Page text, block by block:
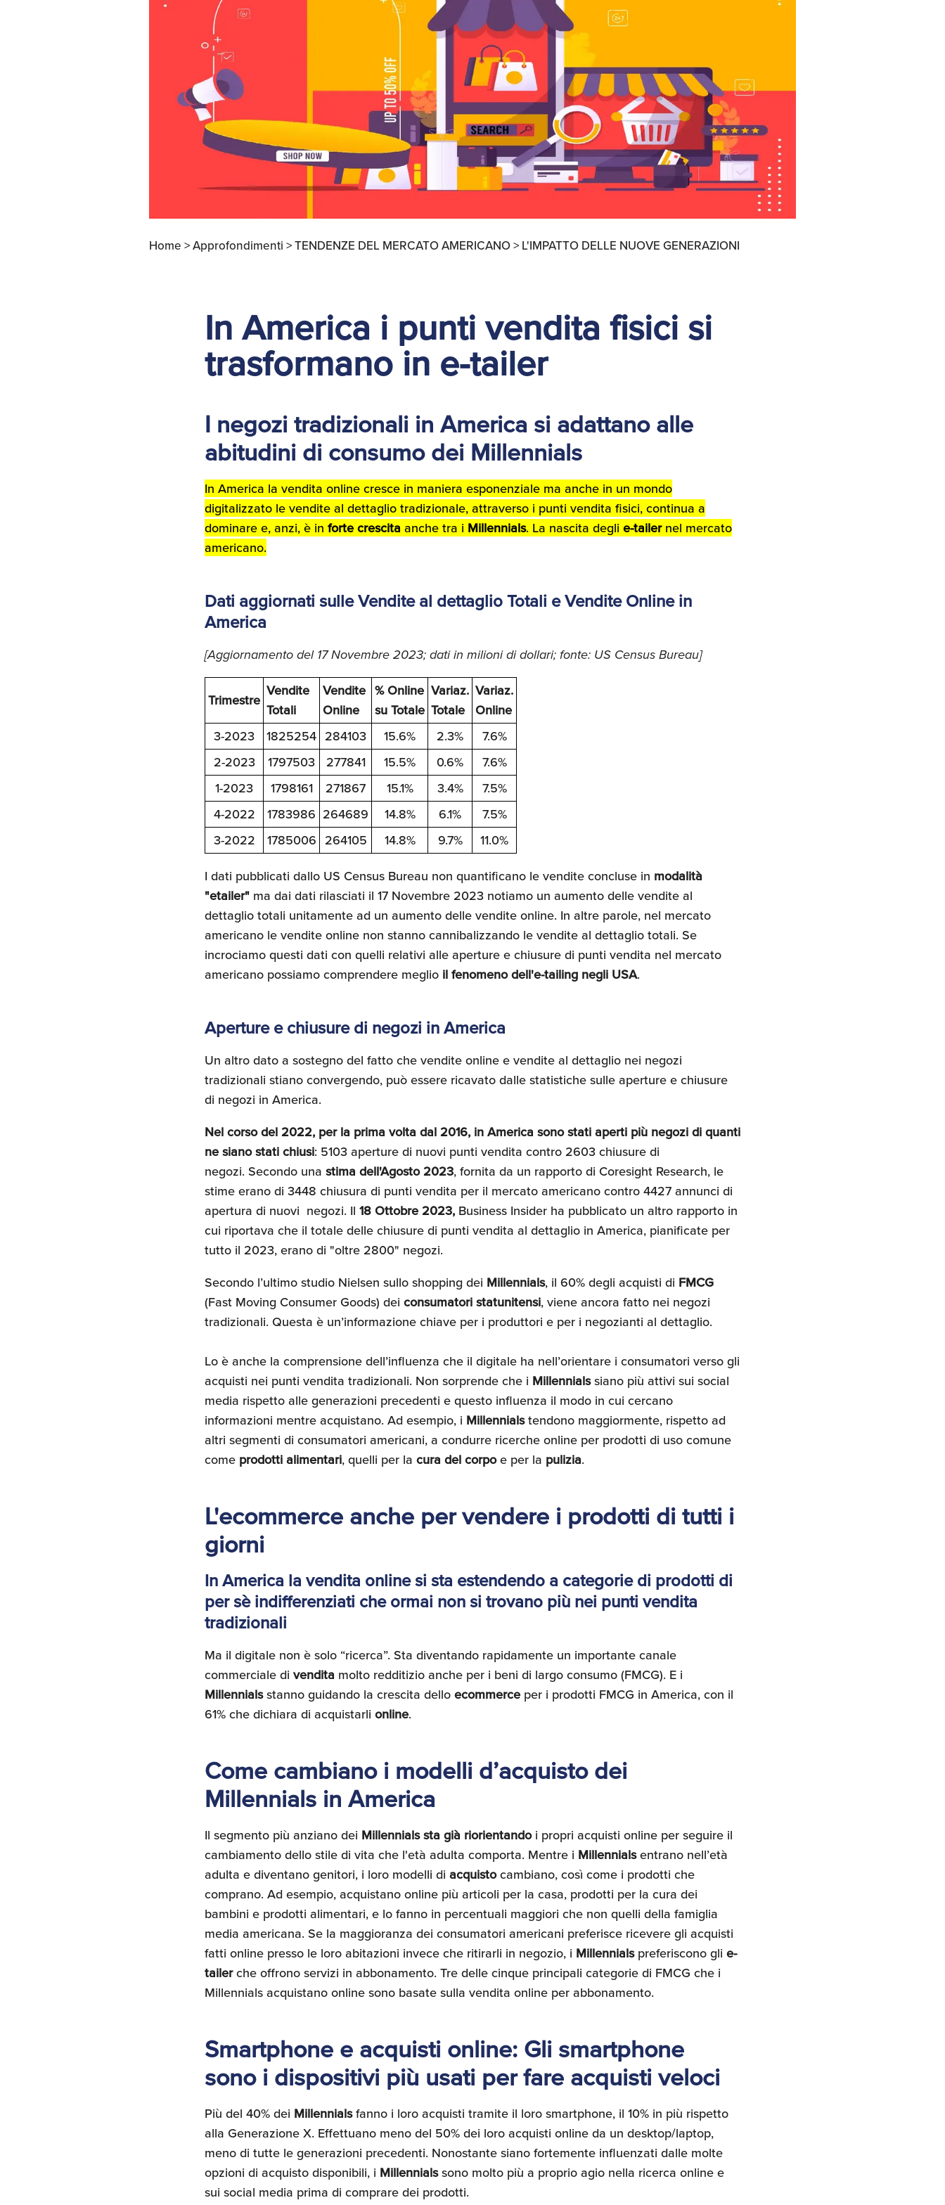
Apertura Ristoranti
negli Stati Uniti
Ricerche di Mercato
Ricerca Personale e
Gestione Risorse
Umane
Home >Approfondimenti >TENDENZE DEL MERCATO AMERICANO > L'IMPATTO DELLE NUOVE GENERAZIONI
In America i punti vendita fisici si
trasformano in e-tailer
I negozi tradizionali in America si adattano alle
abitudini di consumo dei Millennials
In America la vendita online cresce in maniera esponenziale ma anche in un mondo
digitalizzato le vendite al dettaglio tradizionale, attraverso i punti vendita fisici, continua a
dominare e, anzi, è in forte crescita anche tra i Millennials. La nascita degli e-tailernel mercato
americano.
Dati aggiornati sulle Vendite al dettaglio Totali e Vendite Online in
America
[Aggiornamento del 17 Novembre 2023; dati in milioni di dollari; fonte: US Census Bureau]
Trimestre
Vendite
Totali
Vendite
Online
% Online
su Totale
Variaz.
Totale
Variaz.
Online
3-2023
1825254 284103 15.6% 2.3%
7.6%
2-2023
1797503 277841 15.5% 0.6%
7.6%
1-2023
1798161 271867 15.1% 3.4%
7.5%
4-2022
1783986 264689 14.8% 6.1%
7.5%
3-2022
1785006 264105 14.8% 9.7% 11.0%
I dati pubblicati dallo US Census Bureau non quantificano le vendite concluse in modalità
"etailer" ma dai dati rilasciati il 17 Novembre 2023 notiamo un aumento delle vendite al
dettaglio totali unitamente ad un aumento delle vendite online. In altre parole, nel mercato
americano le vendite online non stanno cannibalizzando le vendite al dettaglio totali. Se
incrociamo questi dati con quelli relativi alle aperture e chiusure di punti vendita nel mercato
americano possiamo comprendere meglio il fenomeno dell'e-tailing negli USA.
Aperture e chiusure di negozi in America
Un altro dato a sostegno del fatto che vendite online e vendite al dettaglio nei negozi
tradizionali stiano convergendo, può essere ricavato dalle statistiche sulle aperture e chiusure
di negozi in America.
Nel corso del 2022, per la prima volta dal 2016, in America sono stati aperti più negozi di quanti
ne siano stati chiusi: 5103 aperture di nuovi punti vendita contro 2603 chiusure di
negozi. Secondo una stima dell'Agosto 2023, fornita da un rapporto di Coresight Research, le
stime erano di 3448 chiusura di punti vendita per il mercato americano contro 4427 annunci di
apertura di nuovi negozi. Il 18 Ottobre 2023, Business Insider ha pubblicato un altro rapporto in
cui riportava che il totale delle chiusure di punti vendita al dettaglio in America, pianificate per
tutto il 2023, erano di "oltre 2800" negozi.
Secondo l’ultimo studio Nielsen sullo shopping dei Millennials, il 60% degli acquisti di FMCG
(Fast Moving Consumer Goods) dei consumatori statunitensi, viene ancora fatto nei negozi
tradizionali. Questa è un’informazione chiave per i produttori e per i negozianti al dettaglio.
Lo è anche la comprensione dell’influenza che il digitale ha nell’orientare i consumatori verso gli
acquisti nei punti vendita tradizionali. Non sorprende che i Millennialssiano più attivi sui social
media rispetto alle generazioni precedenti e questo influenza il modo in cui cercano
informazioni mentre acquistano. Ad esempio, i Millennialstendono maggiormente, rispetto ad
altri segmenti di consumatori americani, a condurre ricerche online per prodotti di uso comune
come prodotti alimentari, quelli per la cura del corpoe per la pulizia.
L'ecommerce anche per vendere i prodotti di tutti i
giorni
In America la vendita online si sta estendendo a categorie di prodotti di
per sè indifferenziati che ormai non si trovano più nei punti vendita
tradizionali
Ma il digitale non è solo “ricerca”. Sta diventando rapidamente un importante canale
commerciale di vendita molto redditizio anche per i beni di largo consumo (FMCG). E i
Millennialsstanno guidando la crescita dello ecommerce per i prodotti FMCG in America, con il
61% che dichiara di acquistarli online.
Come cambiano i modelli d’acquisto dei
Millennials in America
Il segmento più anziano dei Millennials sta già riorientandoi propri acquisti online per seguire il
cambiamento dello stile di vita che l'età adulta comporta. Mentre i Millennialsentrano nell’età
adulta e diventano genitori, i loro modelli di acquistocambiano, così come i prodotti che
comprano. Ad esempio, acquistano online più articoli per la casa, prodotti per la cura dei
bambini e prodotti alimentari, e lo fanno in percentuali maggiori che non quelli della famiglia
media americana. Se la maggioranza dei consumatori americani preferisce ricevere gli acquisti
fatti online presso le loro abitazioni invece che ritirarli in negozio, i Millennialspreferiscono gli e-
tailerche offrono servizi in abbonamento. Tre delle cinque principali categorie di FMCG che i
Millennials acquistano online sono basate sulla vendita online per abbonamento.
Smartphone e acquisti online: Gli smartphone
sono i dispositivi più usati per fare acquisti veloci
Più del 40% dei Millennialsfanno i loro acquisti tramite il loro smartphone, il 10% in più rispetto
alla Generazione X. Effettuano meno del 50% dei loro acquisti online da un desktop/laptop,
meno di tutte le generazioni precedenti. Nonostante siano fortemente influenzati dalle molte
opzioni di acquisto disponibili, i Millennialssono molto più a proprio agio nella ricerca online e
sui social media prima di comprare dei prodotti.